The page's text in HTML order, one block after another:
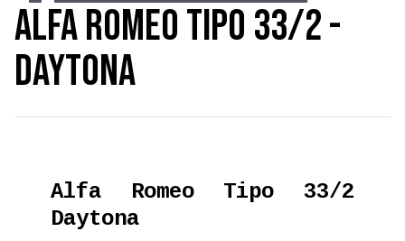
Alfa Romeo Tipo 33/2 -
Daytona
Alfa Romeo Tipo 33/2
Daytona